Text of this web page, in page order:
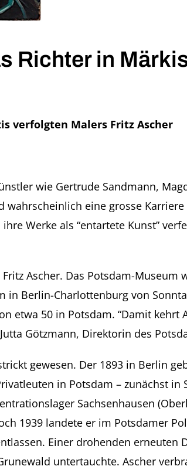
Richter in
verfolgten Malers Fritz Ascher
wie Gertrude Sandmann,
wahrscheinlich eine grosse
Werke als “entartete Kunst”
Ascher. Das Potsdam-
Berlin-Charlottenburg von
etwa 50 in Potsdam. “Damit kehrt
Götzmann, Direktorin des
gewesen. Der 1893 in Berlin
in Potsdam – zunächst in
Sachsenhausen
1939 landete er im Potsdamer
Einer drohenden
untertauchte. Ascher